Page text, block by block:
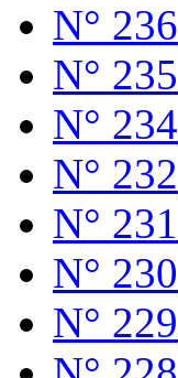
N° 236
N° 235
N° 234
N° 232
N° 231
N° 230
N° 229